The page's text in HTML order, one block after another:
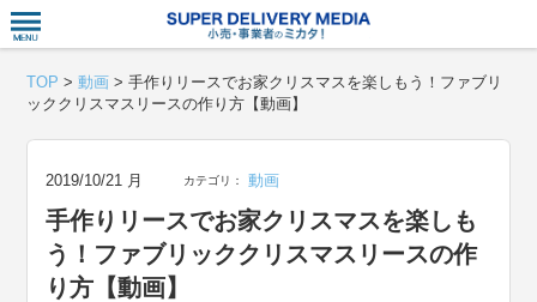
TOP >動画 >手作りリースでお家クリスマスを楽しもう！ファブリ
ッククリスマスリースの作り方【動画】
2019/10/21 月 カテゴリ： 動画
手作りリースでお家クリスマスを楽しも
う！ファブリッククリスマスリースの作
り方【動画】